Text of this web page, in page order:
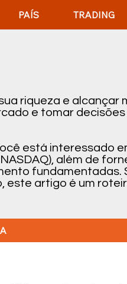
PAÍS TRADING
riqueza e alcançar
e tomar decisões
está interessado
além de
fundamentadas.
este artigo é um